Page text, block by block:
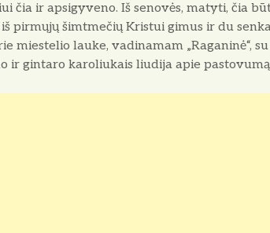
čia ir apsigyveno. Iš senovės, matyti, čia
pirmųjų šimtmečių Kristui gimus ir du
miestelio lauke, vadinamam „Raganinė“,
ir gintaro karoliukais liudija apie